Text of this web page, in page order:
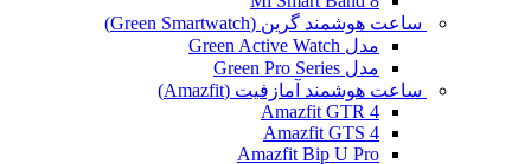
ساعت هوشمند گرین (Green Smartwatch)
مدل Green Active Watch
مدل Green Pro Series
ساعت هوشمند آمازفیت (Amazfit)
Amazfit GTR 4
Amazfit GTS 4
Amazfit Bip U Pro